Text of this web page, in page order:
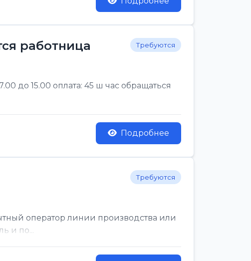
работница Требуются
до 15.00 оплата: 45 ш час обращаться
Подробнее
Требуются
оператор линии производства или
и по...